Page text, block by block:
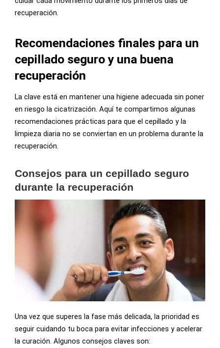
recuperación.
Recomendaciones finales para un
cepillado seguro y una buena
recuperación
La clave está en mantener una higiene adecuada sin poner
en riesgo la cicatrización. Aquí te compartimos algunas
recomendaciones prácticas para que el cepillado y la
limpieza diaria no se conviertan en un problema durante la
recuperación.
Consejos para un cepillado seguro
durante la recuperación
Una vez que superes la fase más delicada, la prioridad es
seguir cuidando tu boca para evitar infecciones y acelerar
la curación. Algunos consejos claves son: